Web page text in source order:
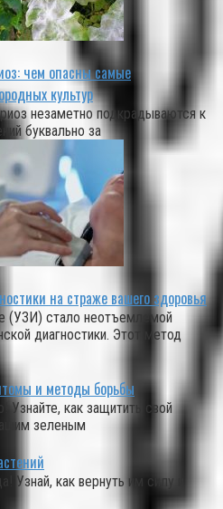
чем опасны самые
культур
незаметно подкрадываются к
буквально за
на страже вашего здоровья
(УЗИ) стало неотъемлемой
диагностики. Этот метод
и методы борьбы
Узнайте, как защитить свой
зеленым
Узнай, как вернуть им силу и